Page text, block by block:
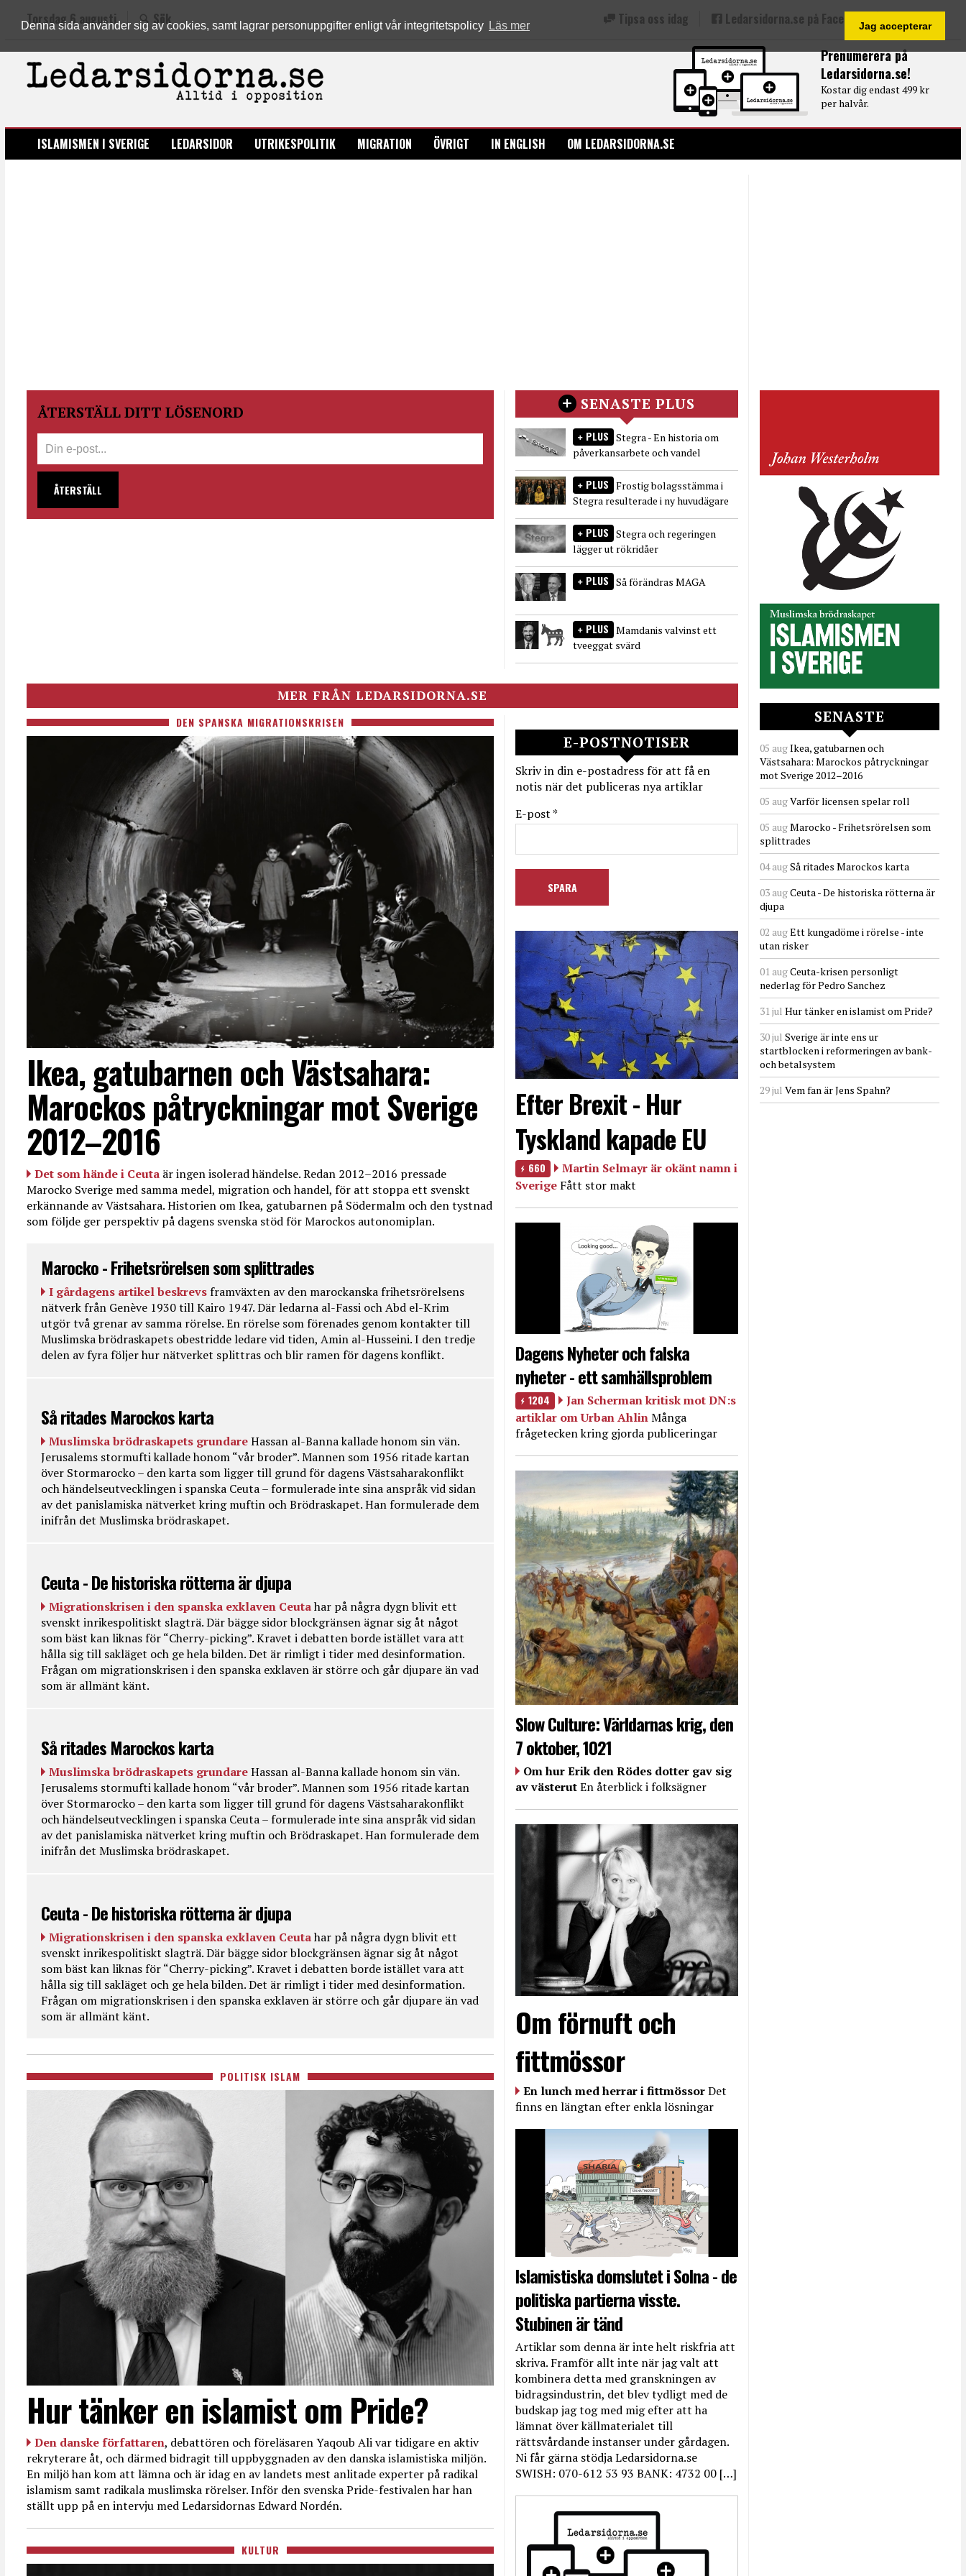
Denna sida använder sig av cookies, samt lagrar personuppgifter enligt vår integritetspolicy Läs mer Jag accepterar
Prenumerera på
Ledarsidorna.se!
Kostar dig endast 499 kr
per halvår.
Torsdag 6 augusti Sök Tipsa oss idag Ledarsidorna.se på Facebook
LEDARSIDORNA.SE
ISLAMISMEN I SVERIGE LEDARSIDOR UTRIKESPOLITIK MIGRATION ÖVRIGT IN ENGLISH OM LEDARSIDORNA.SE
ÅTERSTÄLL DITT LÖSENORD
ÅTERSTÄLL
SENASTE PLUS
PLUS Stegra - En historia om
påverkansarbete och vandel
PLUS Frostig bolagsstämma i
Stegra resulterade i ny huvudägare
PLUS Stegra och regeringen
lägger ut rökridåer
PLUS Så förändras MAGA
PLUS Mamdanis valvinst ett
tveeggat svärd
MER FRÅN LEDARSIDORNA.SE
DEN SPANSKA MIGRATIONSKRISEN
Ikea, gatubarnen och Västsahara:
Marockos påtryckningar mot Sverige
2012–2016
Det som hände i Ceuta är ingen isolerad händelse. Redan 2012–2016 pressade
Marocko Sverige med samma medel, migration och handel, för att stoppa ett svenskt
erkännande av Västsahara. Historien om Ikea, gatubarnen på Södermalm och den tystnad
som följde ger perspektiv på dagens svenska stöd för Marockos autonomiplan.
Marocko - Frihetsrörelsen som splittrades
I gårdagens artikel beskrevs framväxten av den marockanska frihetsrörelsens
nätverk från Genève 1930 till Kairo 1947. Där ledarna al-Fassi och Abd el-Krim
utgör två grenar av samma rörelse. En rörelse som förenades genom kontakter till
Muslimska brödraskapets obestridde ledare vid tiden, Amin al-Husseini. I den tredje
delen av fyra följer hur nätverket splittras och blir ramen för dagens konflikt.
Så ritades Marockos karta
Muslimska brödraskapets grundareHassan al-Banna kallade honom sin vän.
Jerusalems stormufti kallade honom “vår broder”. Mannen som 1956 ritade kartan
över Stormarocko – den karta som ligger till grund för dagens Västsaharakonflikt
och händelseutvecklingen i spanska Ceuta – formulerade inte sina anspråk vid sidan
av det panislamiska nätverket kring muftin och Brödraskapet. Han formulerade dem
inifrån det Muslimska brödraskapet.
Ceuta - De historiska rötterna är djupa
Migrationskrisen i den spanska exklaven Ceutahar på några dygn blivit ett
svenskt inrikespolitiskt slagträ. Där bägge sidor blockgränsen ägnar sig åt något
som bäst kan liknas för “Cherry-picking”. Kravet i debatten borde istället vara att
hålla sig till sakläget och ge hela bilden. Det är rimligt i tider med desinformation.
Frågan om migrationskrisen i den spanska exklaven är större och går djupare än vad
som är allmänt känt.
Så ritades Marockos karta
Muslimska brödraskapets grundareHassan al-Banna kallade honom sin vän.
Jerusalems stormufti kallade honom “vår broder”. Mannen som 1956 ritade kartan
över Stormarocko – den karta som ligger till grund för dagens Västsaharakonflikt
och händelseutvecklingen i spanska Ceuta – formulerade inte sina anspråk vid sidan
av det panislamiska nätverket kring muftin och Brödraskapet. Han formulerade dem
inifrån det Muslimska brödraskapet.
Ceuta - De historiska rötterna är djupa
Migrationskrisen i den spanska exklaven Ceutahar på några dygn blivit ett
svenskt inrikespolitiskt slagträ. Där bägge sidor blockgränsen ägnar sig åt något
som bäst kan liknas för “Cherry-picking”. Kravet i debatten borde istället vara att
hålla sig till sakläget och ge hela bilden. Det är rimligt i tider med desinformation.
Frågan om migrationskrisen i den spanska exklaven är större och går djupare än vad
som är allmänt känt.
POLITISK ISLAM
Hur tänker en islamist om Pride?
Den danske författaren, debattören och föreläsaren Yaqoub Ali var tidigare en aktiv
rekryterare åt, och därmed bidragit till uppbyggnaden av den danska islamistiska miljön.
En miljö han kom att lämna och är idag en av landets mest anlitade experter på radikal
islamism samt radikala muslimska rörelser. Inför den svenska Pride-festivalen har han
ställt upp på en intervju med Ledarsidornas Edward Nordén.
KULTUR
E-POSTNOTISER
Skriv in din e-postadress för att få en
notis när det publiceras nya artiklar
E-post *
Efter Brexit - Hur
Tyskland kapade EU
660
Martin Selmayr är okänt namn i
Sverige Fått stor makt
Dagens Nyheter och falska
nyheter - ett samhällsproblem
1204
Jan Scherman kritisk mot DN:s
artiklar om Urban AhlinMånga
frågetecken kring gjorda publiceringar
Slow Culture: Världarnas krig, den
7 oktober, 1021
Om hur Erik den Rödes dotter gav sig
av västerutEn återblick i folksägner
Om förnuft och
fittmössor
En lunch med herrar i fittmössorDet
finns en längtan efter enkla lösningar
Islamistiska domslutet i Solna - de
politiska partierna visste.
Stubinen är tänd
Artiklar som denna är inte helt riskfria att
skriva. Framför allt inte när jag valt att
kombinera detta med granskningen av
bidragsindustrin, det blev tydligt med de
budskap jag tog med mig efter att ha
lämnat över källmaterialet till
rättsvårdande instanser under gårdagen.
Ni får gärna stödja Ledarsidorna.se
SWISH: 070-612 53 93 BANK: 4732 00 […]
SENASTE
05 augIkea, gatubarnen och
Västsahara: Marockos påtryckningar
mot Sverige 2012–2016
05 augVarför licensen spelar roll
05 augMarocko - Frihetsrörelsen som
splittrades
04 augSå ritades Marockos karta
03 augCeuta - De historiska rötterna är
djupa
02 augEtt kungadöme i rörelse - inte
utan risker
01 augCeuta-krisen personligt
nederlag för Pedro Sanchez
31 jul Hur tänker en islamist om Pride?
30 jul Sverige är inte ens ur
startblocken i reformeringen av bank-
och betalsystem
29 jul Vem fan är Jens Spahn?